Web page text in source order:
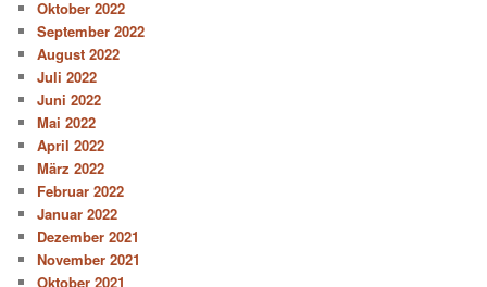
Oktober 2022
September 2022
August 2022
Juli 2022
Juni 2022
Mai 2022
April 2022
März 2022
Februar 2022
Januar 2022
Dezember 2021
November 2021
Oktober 2021